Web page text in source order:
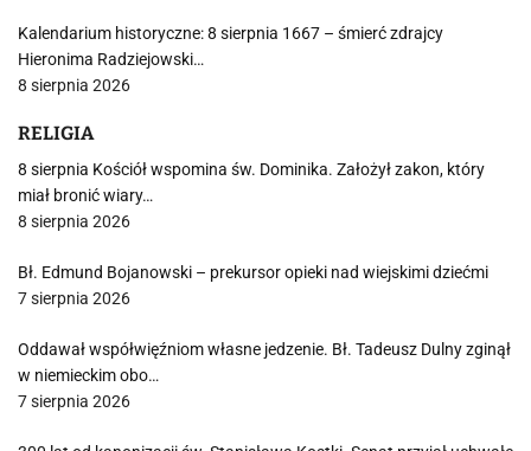
Kalendarium historyczne: 8 sierpnia 1667 – śmierć zdrajcy
Hieronima Radziejowski…
8 sierpnia 2026
RELIGIA
8 sierpnia Kościół wspomina św. Dominika. Założył zakon, który
miał bronić wiary…
8 sierpnia 2026
Bł. Edmund Bojanowski – prekursor opieki nad wiejskimi dziećmi
7 sierpnia 2026
Oddawał współwięźniom własne jedzenie. Bł. Tadeusz Dulny zginął
w niemieckim obo…
7 sierpnia 2026